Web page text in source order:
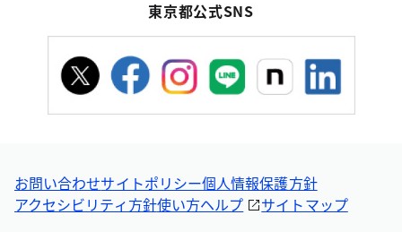
東京都公式SNS
お問い合わせサイトポリシー個人情報保護方針
アクセシビリティ方針使い方ヘルプ サイトマップ